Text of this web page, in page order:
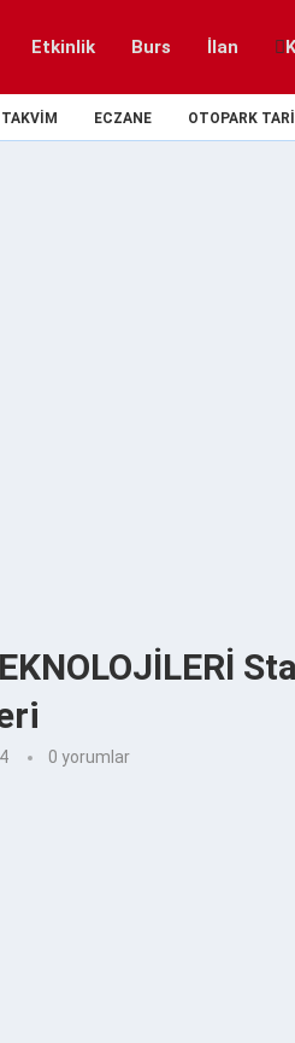
Etkinlik Burs İlan
ECZANE OTOPARK
0 yorumlar